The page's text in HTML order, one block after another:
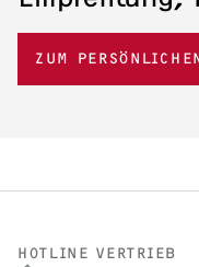
Wärmepumpentechnik
gemeinsam die
ZUM
HOTLINE VERTRIEB